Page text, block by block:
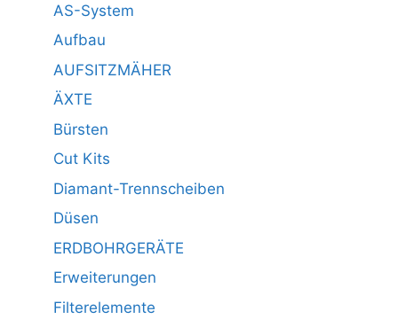
AS-System
Aufbau
AUFSITZMÄHER
ÄXTE
Bürsten
Cut Kits
Diamant-Trennscheiben
Düsen
ERDBOHRGERÄTE
Erweiterungen
Filterelemente